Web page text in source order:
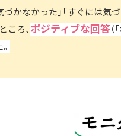
かなかった」「すぐには気
ころ、ポジティブな回答